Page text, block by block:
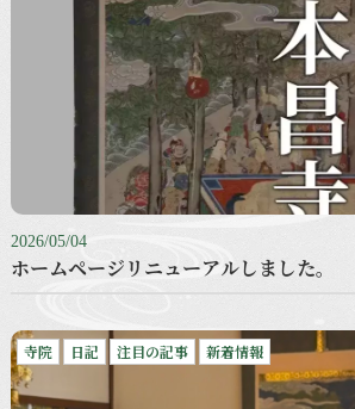
2026/05/04
ホームページリニューアルしました。
寺院 日記 注目の記事 新着情報